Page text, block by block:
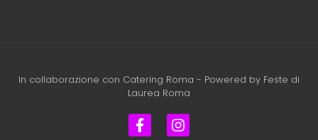
In collaborazione con Catering Roma - Powered by Feste di
Laurea Roma